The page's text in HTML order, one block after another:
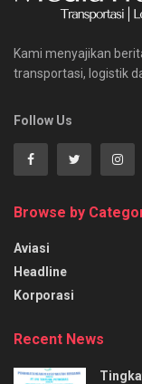
Kami menyajikan
transportasi, logistik
Follow Us
Browse by
Aviasi
Headline
Korporasi
Recent News